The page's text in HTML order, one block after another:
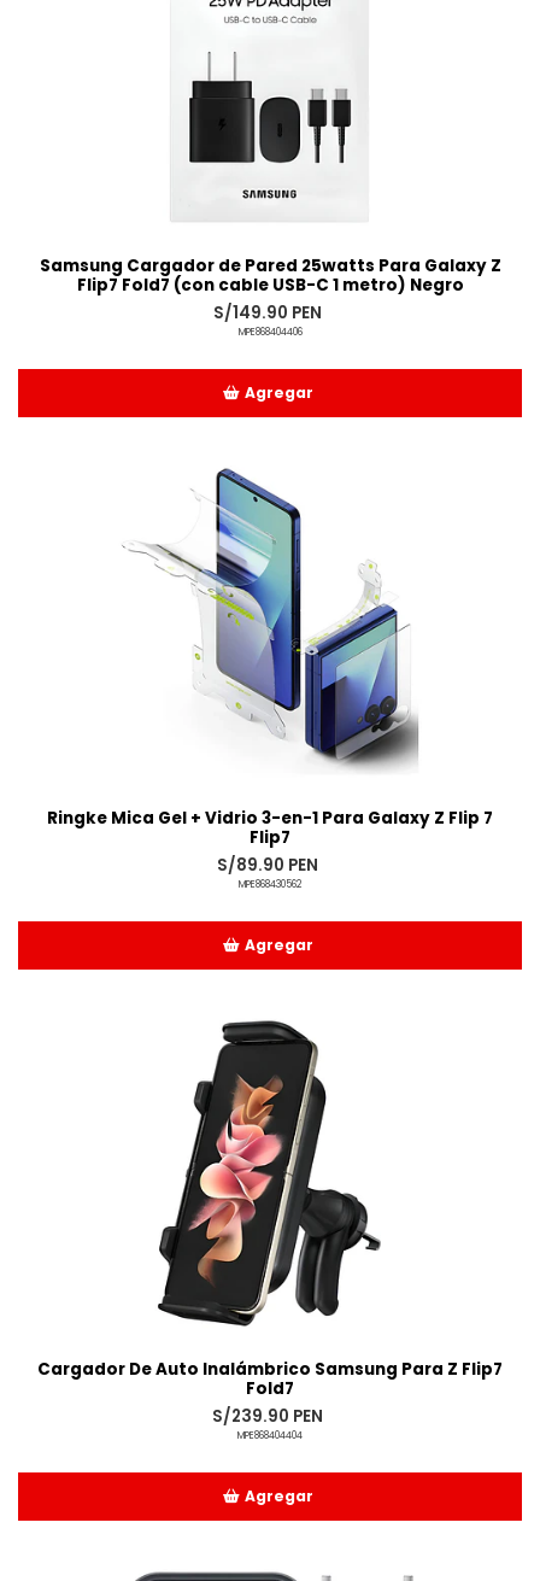
Samsung Cargador de Pared 25watts Para Galaxy Z
Flip7 Fold7 (con cable USB-C 1 metro) Negro
S/149.90 PEN
MPE868404406
Agregar
Ringke Mica Gel + Vidrio 3-en-1 Para Galaxy Z Flip 7
Flip7
S/89.90 PEN
MPE868430562
Agregar
Cargador De Auto Inalámbrico Samsung Para Z Flip7
Fold7
S/239.90 PEN
MPE868404404
Agregar